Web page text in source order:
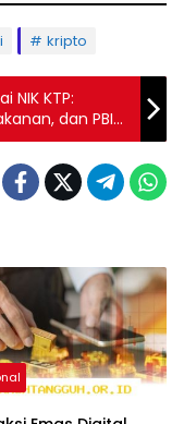
kripto
NIK KTP:
dan PBI